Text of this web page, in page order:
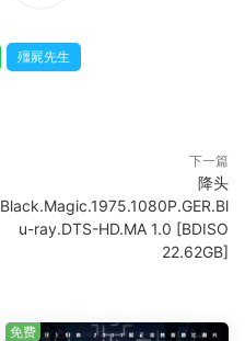
殭屍先生
下一篇
降头
Black.Magic.1975.1080P.GER.Bl
u-ray.DTS-HD.MA 1.0 [BDISO
22.62GB]
免费